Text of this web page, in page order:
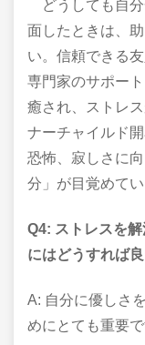
どうしても自分
面したときは、
い。信頼できる
専門家のサポー
癒され、ストレ
ナーチャイルド
恐怖、寂しさに
分」が目覚めてい
Q4: ストレスを
にはどうすれば
A: 自分に優しさ
めにとても重要で